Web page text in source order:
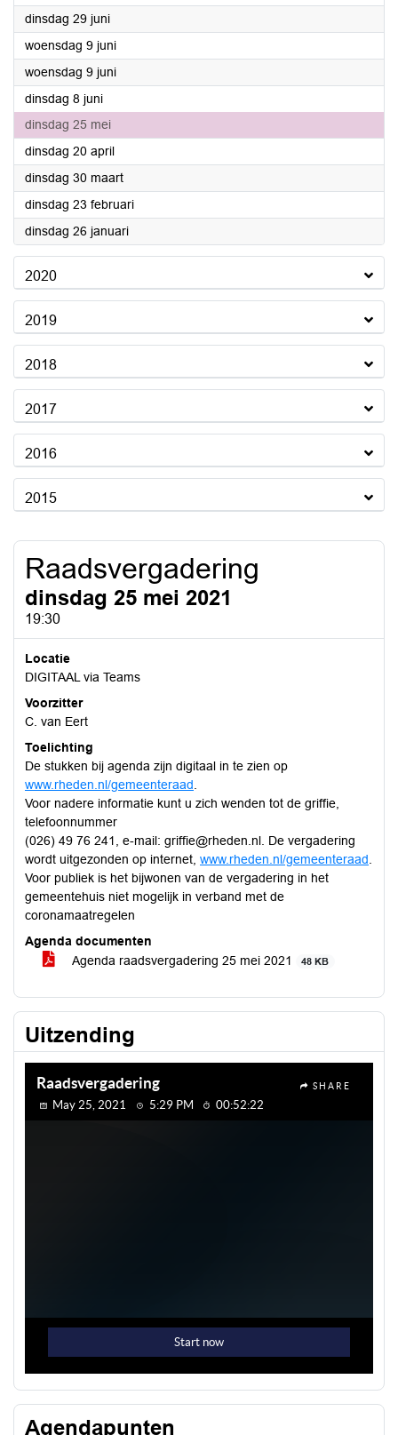
dinsdag 29 juni2021
woensdag 9 juni2021
woensdag 9 juni2021
dinsdag 8 juni2021
dinsdag 25 mei
dinsdag 20 april2021
dinsdag 30 maart2021
dinsdag 23 februari2021
dinsdag 26 januari2021
2020
2019
2018
2017
2016
2015
Raadsvergadering
dinsdag 25 mei 2021
19:30
Locatie
DIGITAAL via Teams
Voorzitter
C. van Eert
Toelichting
De stukken bij agenda zijn digitaal in te zien op
www.rheden.nl/gemeenteraad
Voor nadere informatie kunt u zich wenden tot de griffie,
telefoonnummer
(026) 49 76 241, e-mail: griffie@rheden.nl. De vergadering
wordt uitgezonden op internet, www.rheden.nl/gemeenteraad
Voor publiek is het bijwonen van de vergadering in het
gemeentehuis niet mogelijk in verband met de
coronamaatregelen
Agenda documenten
Agenda raadsvergadering 25 mei 2021
48 KB
Uitzending
Agendapunten